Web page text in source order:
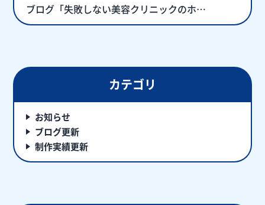
ブログ「失敗しない美容クリニックのホ…
カテゴリ
お知らせ
ブログ更新
制作実績更新